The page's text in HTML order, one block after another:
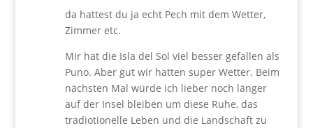
da hattest du ja echt Pech mit dem Wetter,
Zimmer etc.
Mir hat die Isla del Sol viel besser gefallen als
Puno. Aber gut wir hatten super Wetter. Beim
nächsten Mal würde ich lieber noch länger
auf der Insel bleiben um diese Ruhe, das
tradiotionelle Leben und die Landschaft zu